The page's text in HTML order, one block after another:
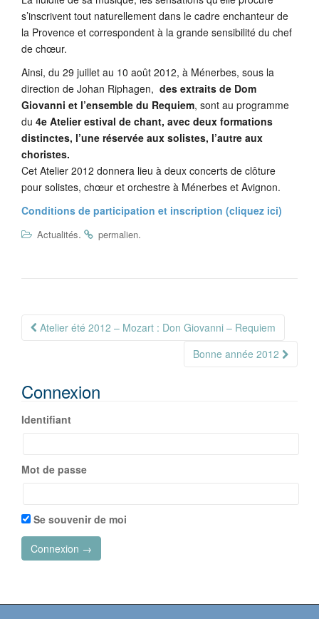
s’inscrivent tout naturellement dans le cadre enchanteur de
la Provence et correspondent à la grande sensibilité du chef
de chœur.
Ainsi, du 29 juillet au 10 août 2012, à Ménerbes, sous la
direction de Johan Riphagen, des extraits de Dom
Giovanni et l’ensemble du Requiem, sont au programme
du 4e Atelier estival de chant, avec deux formations
distinctes, l’une réservée aux solistes, l’autre aux
choristes.
Cet Atelier 2012 donnera lieu à deux concerts de clôture
pour solistes, chœur et orchestre à Ménerbes et Avignon.
Conditions de participation et inscription (cliquez ici)
Actualités. permalien.
Navigation
Atelier été 2012 – Mozart : Don Giovanni – Requiem
Bonne année 2012
Connexion
Identifiant
Mot de passe
Se souvenir de moi